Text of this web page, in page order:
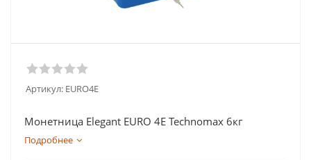
Артикул: EURO4E
Монетница Elegant EURO 4E Technomax 6кг
Подробнее